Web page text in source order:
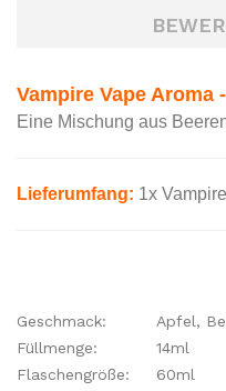
Vampire Vape Aroma -
Eine Mischung aus
Lieferumfang: 1x
Geschmack:
Apfel,
Füllmenge:
14ml
Flaschengröße:
60ml